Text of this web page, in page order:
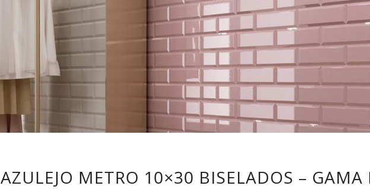
AZULEJO METRO 10×30 BISELADOS – GAMA